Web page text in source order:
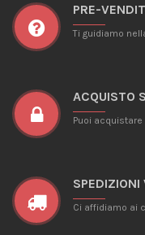
PRE-
Ti guidiamo
ACQUISTO
Puoi
SPEDIZIONI
Ci affidiamo ai